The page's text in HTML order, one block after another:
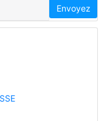
Envoyez